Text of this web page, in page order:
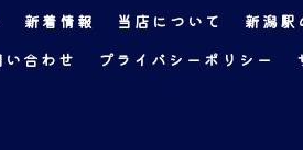
新着情報 当店について
新潟駅
い合わせ プライバシーポリシー